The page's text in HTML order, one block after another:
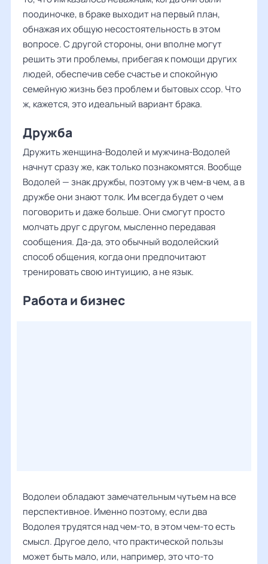
поодиночке, в браке выходит на первый план,
обнажая их общую несостоятельность в этом
вопросе. С другой стороны, они вполне могут
решить эти проблемы, прибегая к помощи других
людей, обеспечив себе счастье и спокойную
семейную жизнь без проблем и бытовых ссор. Что
ж, кажется, это идеальный вариант брака.
Дружба
Дружить женщина-Водолей и мужчина-Водолей
начнут сразу же, как только познакомятся. Вообще
Водолей — знак дружбы, поэтому уж в чем-в чем, а в
дружбе они знают толк. Им всегда будет о чем
поговорить и даже больше. Они смогут просто
молчать друг с другом, мысленно передавая
сообщения. Да-да, это обычный водолейский
способ общения, когда они предпочитают
тренировать свою интуицию, а не язык.
Работа и бизнес
Водолеи обладают замечательным чутьем на все
перспективное. Именно поэтому, если два
Водолея трудятся над чем-то, в этом чем-то есть
смысл. Другое дело, что практической пользы
может быть мало, или, например, это что-то